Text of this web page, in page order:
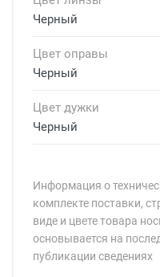
Черный
Цвет оправы
Черный
Цвет дужки
Черный
Информация о
комплекте поставки,
виде и цвете товара
основывается на
публикации сведениях